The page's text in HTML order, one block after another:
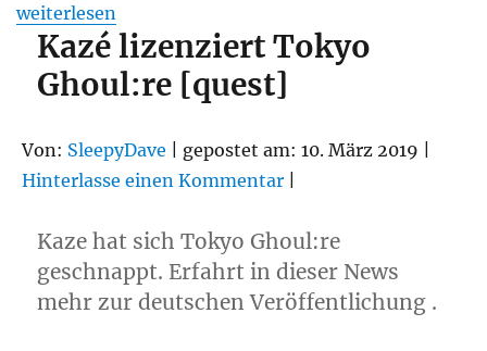
„Light Novels in Deutschland: Ein Überblick der
weiterlesen
Kazé lizenziert Tokyo
Ghoul:re [quest]
Von: SleepyDave | gepostet am: 10. März 2019 |
Hinterlasse einen Kommentar
Kaze hat sich Tokyo Ghoul:re
geschnappt. Erfahrt in dieser News
mehr zur deutschen Veröffentlichung .